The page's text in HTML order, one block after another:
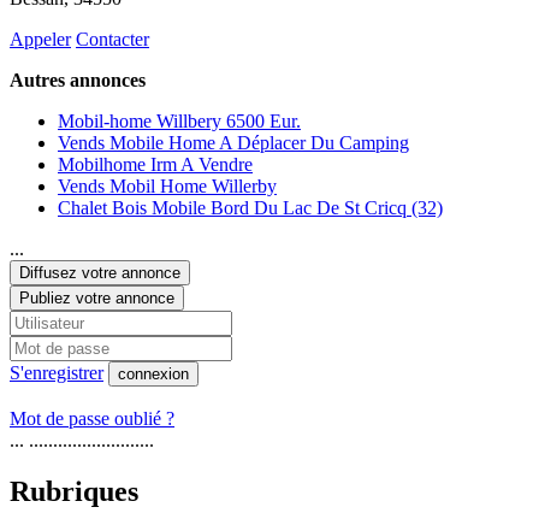
Appeler Contacter
Autres annonces
Mobil-home Willbery 6500 Eur.
Vends Mobile Home A Déplacer Du Camping
Mobilhome Irm A Vendre
Vends Mobil Home Willerby
Chalet Bois Mobile Bord Du Lac De St Cricq (32)
...
Diffusez votre annonce
Publiez votre annonce
S'enregistrer connexion
Mot de passe oublié ?
... ..........................
Rubriques